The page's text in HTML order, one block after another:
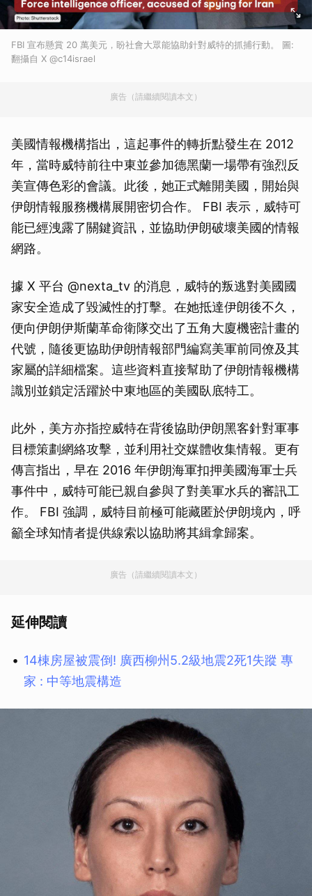
FBI 宣布懸賞 20 萬美元，盼社會大眾能協助針對威特的抓捕行動。 圖:
翻攝自 X @c14israel
廣告（請繼續閱讀本文）
美國情報機構指出，這起事件的轉折點發生在 2012
年，當時威特前往中東並參加德黑蘭一場帶有強烈反
美宣傳色彩的會議。此後，她正式離開美國，開始與
伊朗情報服務機構展開密切合作。 FBI 表示，威特可
能已經洩露了關鍵資訊，並協助伊朗破壞美國的情報
網路。
據 X 平台 @nexta_tv 的消息，威特的叛逃對美國國
家安全造成了毀滅性的打擊。在她抵達伊朗後不久，
便向伊朗伊斯蘭革命衛隊交出了五角大廈機密計畫的
代號，隨後更協助伊朗情報部門編寫美軍前同僚及其
家屬的詳細檔案。這些資料直接幫助了伊朗情報機構
識別並鎖定活躍於中東地區的美國臥底特工。
此外，美方亦指控威特在背後協助伊朗黑客針對軍事
目標策劃網絡攻擊，並利用社交媒體收集情報。更有
傳言指出，早在 2016 年伊朗海軍扣押美國海軍士兵
事件中，威特可能已親自參與了對美軍水兵的審訊工
作。 FBI 強調，威特目前極可能藏匿於伊朗境內，呼
籲全球知情者提供線索以協助將其緝拿歸案。
廣告（請繼續閱讀本文）
延伸閱讀
14棟房屋被震倒! 廣西柳州5.2級地震2死1失蹤 專
家 : 中等地震構造